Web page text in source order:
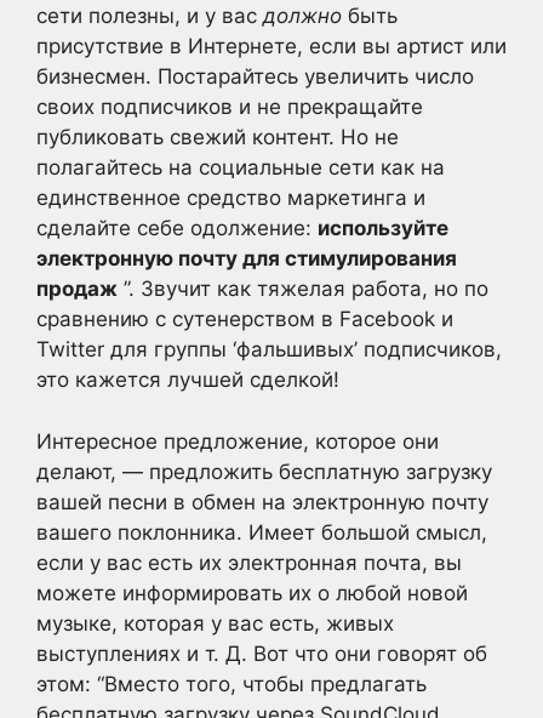
сети полезны, и у васдолжно быть
присутствие в Интернете, если вы артист или
бизнесмен. Постарайтесь увеличить число
своих подписчиков и не прекращайте
публиковать свежий контент. Но не
полагайтесь на социальные сети как на
единственное средство маркетинга и
сделайте себе одолжение: используйте
электронную почту для стимулирования
продаж ”. Звучит как тяжелая работа, но по
сравнению с сутенерством в Facebook и
Twitter для группы ‘фальшивых’ подписчиков,
это кажется лучшей сделкой!
Интересное предложение, которое они
делают, — предложить бесплатную загрузку
вашей песни в обмен на электронную почту
вашего поклонника. Имеет большой смысл,
если у вас есть их электронная почта, вы
можете информировать их о любой новой
музыке, которая у вас есть, живых
выступлениях и т. Д. Вот что они говорят об
этом: “Вместо того, чтобы предлагать